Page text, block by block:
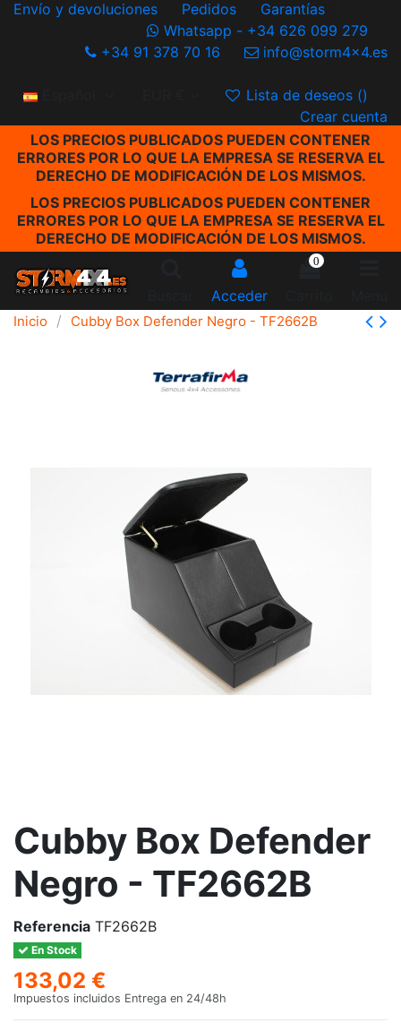
Envío y devoluciones Pedidos
Garantías
Whatsapp - +34 626 099 279
+34 91 378 70 16
info@storm4x4.es
Español Lista de deseos ()
Crear cuenta
LOS PRECIOS PUBLICADOS PUEDEN CONTENER
ERRORES POR LO QUE LA EMPRESA SE RESERVA EL
DERECHO DE MODIFICACIÓN DE LOS MISMOS.
LOS PRECIOS PUBLICADOS PUEDEN CONTENER
ERRORES POR LO QUE LA EMPRESA SE RESERVA EL
DERECHO DE MODIFICACIÓN DE LOS MISMOS.
Acceder
0
Inicio Cubby Box Defender Negro - TF2662B
Cubby Box Defender
Negro - TF2662B
Referencia TF2662B
En Stock
133,02 €
Impuestos incluidos Entrega en 24/48h